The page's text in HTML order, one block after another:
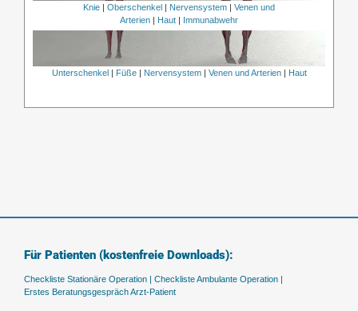
Knie Oberschenkel Nervensystem
Venen und
Arterien
Haut Immunabwehr
Unterschenkel Füße| Nervensystem| Venen und Arterien| Haut
Für Patienten (kostenfreie Downloads):
Checkliste Stationäre Operation | Checkliste Ambulante Operation |
Erstes Beratungsgespräch Arzt-Patient